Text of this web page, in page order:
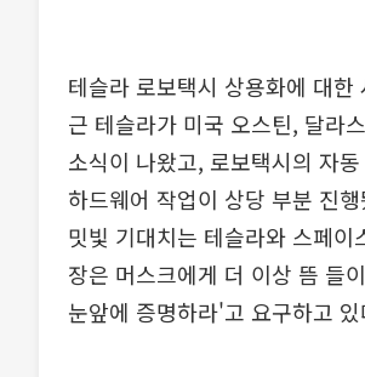
테슬라 로보택시 상용화에 대
근 테슬라가 미국 오스틴, 달라
소식이 나왔고, 로보택시의 자
하드웨어 작업이 상당 부분 진
밋빛 기대치는 테슬라와 스페
장은 머스크에게 더 이상 뜸 들
눈앞에 증명하라'고 요구하고